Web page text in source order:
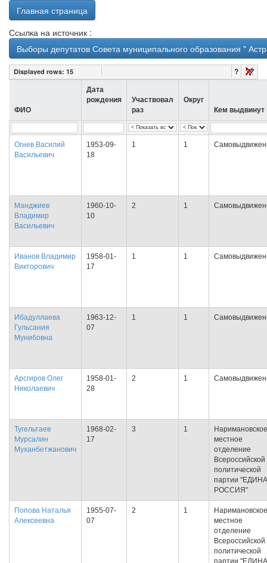
Главная страница
Ссылка на источник :
Выборы депутатов Совета муниципального образования "
Displayed rows: 15 ?
ФИО
Дата
рождения
Участвовал
раз
Округ
Кем выдвинут
Огнев Василий
Васильевич
1953-09-
18
1 1
Манджиев
Владимир
Васильевич
1960-10-
10
2 1
Иванов Владимир
Викторович
1958-01-
17
1 1
Ибадуллаева
Гульсания
Мунибовна
1963-12-
07
1 1
Арсгиров Олег
Николаевич
1958-01-
28
2 1
Тугельтаев
Мурсалин
Муханбетжанович
1968-02-
17
3 1
Наримановское
местное
отделение
Всероссийской
политической
партии
РОССИЯ"
Попова Наталья
Алексеевна
1955-07-
07
2 1
Наримановское
местное
отделение
Всероссийской
политической
партии